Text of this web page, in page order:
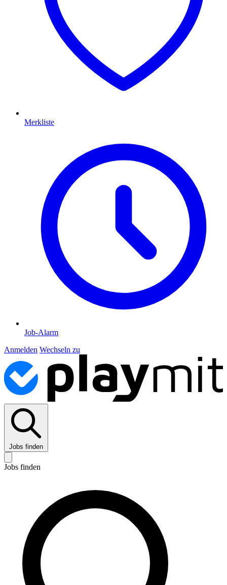
Merkliste
Job-Alarm
Anmelden Wechseln zu
Jobs finden
Jobs finden